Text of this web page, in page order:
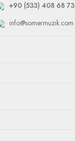
+90 (533) 408 68 73
info@somermuzik.com